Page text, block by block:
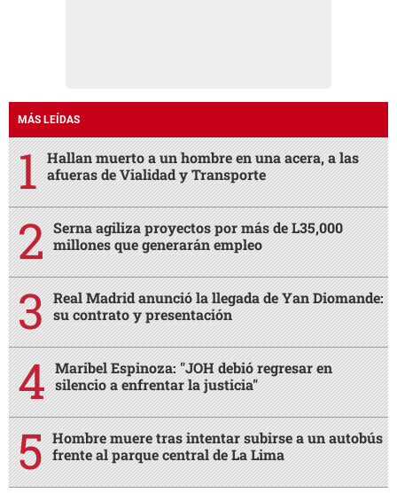
MÁS LEÍDAS
Hallan muerto a un hombre en una acera, a las
afueras de Vialidad y Transporte
Serna agiliza proyectos por más de L35,000
millones que generarán empleo
Real Madrid anunció la llegada de Yan Diomande:
su contrato y presentación
Maribel Espinoza: "JOH debió regresar en
silencio a enfrentar la justicia"
Hombre muere tras intentar subirse a un autobús
frente al parque central de La Lima